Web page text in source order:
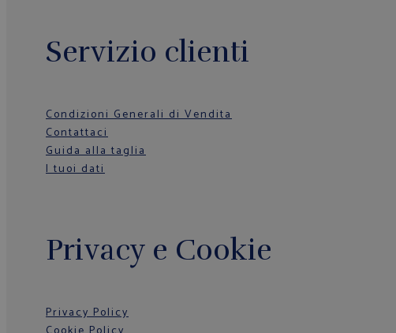
Servizio clienti
Condizioni Generali di Vendita
Contattaci
Guida alla taglia
I tuoi dati
Privacy e Cookie
Privacy Policy